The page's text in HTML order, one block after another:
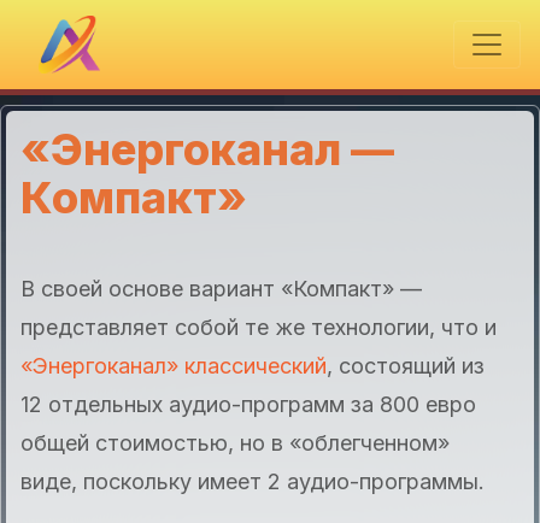
«Энергоканал —
Компакт»
В своей основе вариант «Компакт» —
представляет собой те же технологии, что и
«Энергоканал» классический, состоящий из
12 отдельных аудио-программ за 800 евро
общей стоимостью, но в «облегченном»
виде, поскольку имеет 2 аудио-программы.